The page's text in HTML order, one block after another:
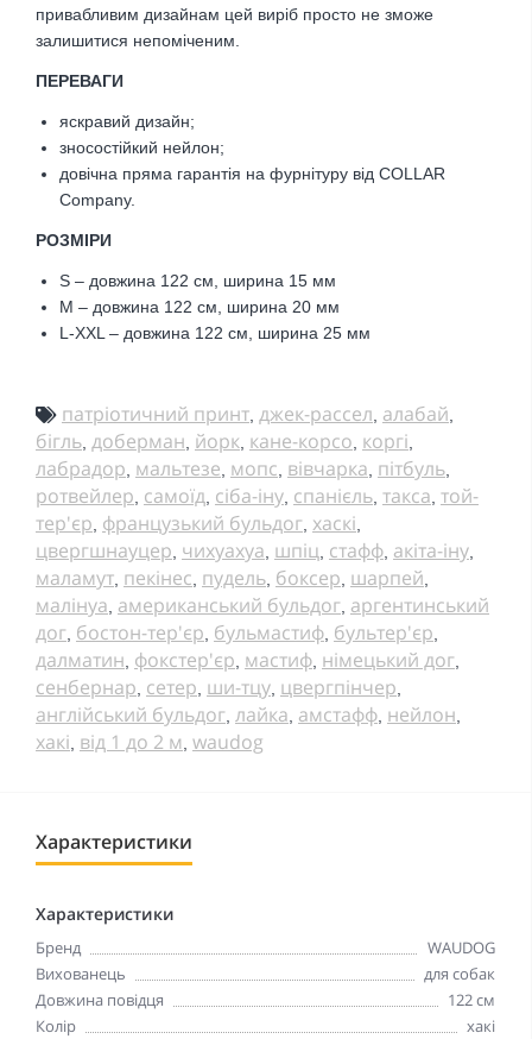
привабливим дизайнам цей виріб просто не зможе
залишитися непоміченим.
ПЕРЕВАГИ
яскравий дизайн;
зносостійкий нейлон;
довічна пряма гарантія на фурнітуру від COLLAR
Company.
РОЗМІРИ
S – довжина 122 см, ширина 15 мм
M – довжина 122 см, ширина 20 мм
L-XXL – довжина 122 см, ширина 25 мм
патріотичний принт джек-рассел алабай
бігль доберман йорк кане-корсо коргі
лабрадор мальтезе мопс вівчарка пітбуль
ротвейлер самоїд сіба-іну спанієль такса той-
тер'єр французький бульдог хаскі
цвергшнауцер чихуахуа шпіц стафф акіта-іну
маламут пекінес пудель боксер шарпей
малінуа американський бульдог аргентинський
дог бостон-тер'єр бульмастиф бультер'єр
далматин фокстер'єр мастиф німецький дог
сенбернар сетер ши-тцу цвергпінчер
англійський бульдог лайка амстафф нейлон
хакі від 1 до 2 м waudog
Характеристики
Характеристики
Бренд
WAUDOG
Вихованець
для собак
Довжина повідця
122 см
Колір
хакі